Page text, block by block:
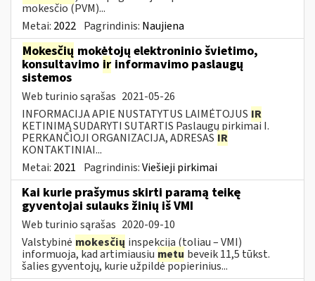
mokesčio (PVM)...
Metai: 2022 Pagrindinis: Naujiena
Mokesčių mokėtojų elektroninio švietimo,
konsultavimo ir informavimo paslaugų
sistemos
Web turinio sąrašas 2021-05-26
INFORMACIJA APIE NUSTATYTUS LAIMĖTOJUS IR
KETINIMĄ SUDARYTI SUTARTIS Paslaugų pirkimai I.
PERKANČIOJI ORGANIZACIJA, ADRESAS IR
KONTAKTINIAI...
Metai: 2021 Pagrindinis:Viešieji pirkimai
Kai kurie prašymus skirti paramą teikę
gyventojai sulauks žinių iš VMI
Web turinio sąrašas 2020-09-10
Valstybinė mokesčių inspekcija (toliau – VMI)
informuoja, kad artimiausiu metu beveik 11,5 tūkst.
šalies gyventojų, kurie užpildė popierinius...